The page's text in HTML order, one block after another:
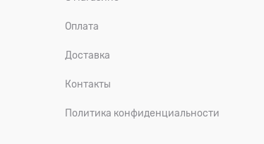
Оплата
Доставка
Контакты
Политика конфиденциальности